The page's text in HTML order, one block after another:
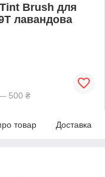
Brush для
лавандова
— 500 ₴
товар Доставка